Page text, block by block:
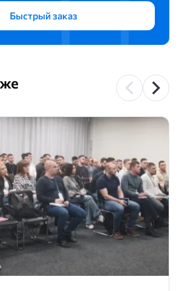
Быстрый заказ